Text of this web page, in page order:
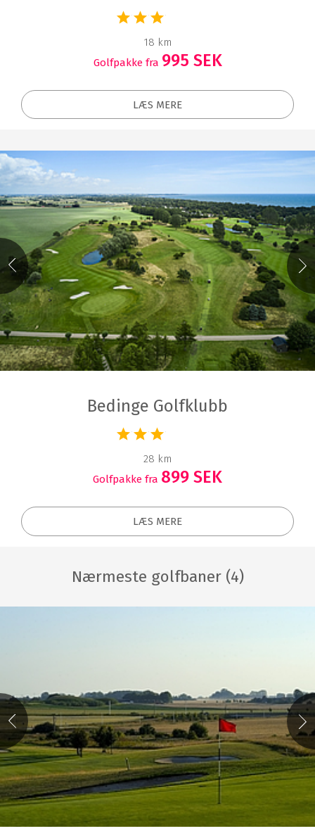
18 km
Golfpakke fra 995 SEK
LÆS MERE
Bedinge Golfklubb
28 km
Golfpakke fra 899 SEK
LÆS MERE
Nærmeste golfbaner (4)